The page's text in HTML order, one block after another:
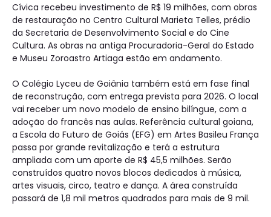
Cívica recebeu investimento de R$ 19 milhões, com obras
de restauração no Centro Cultural Marieta Telles, prédio
da Secretaria de Desenvolvimento Social e do Cine
Cultura. As obras na antiga Procuradoria-Geral do Estado
e Museu Zoroastro Artiaga estão em andamento.
O Colégio Lyceu de Goiânia também está em fase final
de reconstrução, com entrega prevista para 2026. O local
vai receber um novo modelo de ensino bilíngue, com a
adoção do francês nas aulas. Referência cultural goiana,
a Escola do Futuro de Goiás (EFG) em Artes Basileu França
passa por grande revitalização e terá a estrutura
ampliada com um aporte de R$ 45,5 milhões. Serão
construídos quatro novos blocos dedicados à música,
artes visuais, circo, teatro e dança. A área construída
passará de 1,8 mil metros quadrados para mais de 9 mil.